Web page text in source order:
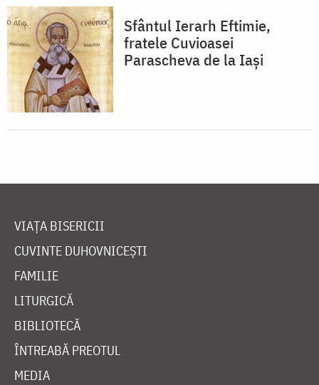
Sfântul Ierarh Eftimie,
fratele Cuvioasei
Parascheva de la Iași
VIAȚA BISERICII
CUVINTE DUHOVNICEȘTI
FAMILIE
LITURGICĂ
BIBLIOTECĂ
ÎNTREABĂ PREOTUL
MEDIA